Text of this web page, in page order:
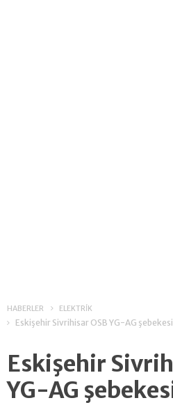
HABERLER ELEKTRİK
Eskişehir Sivrihisar OSB YG-AG
Eskişehir
YG-AG